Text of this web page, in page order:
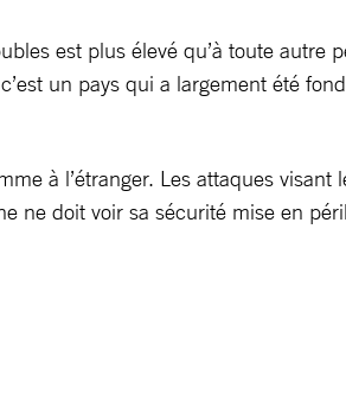
est plus élevé qu’à toute autre
un pays qui a largement été
à l’étranger. Les attaques visant
ne doit voir sa sécurité mise en